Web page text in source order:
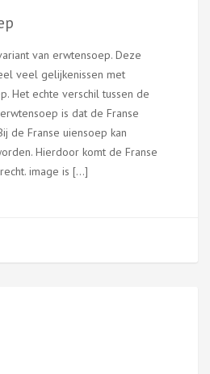
van erwtensoep. Deze
veel gelijkenissen met
Het echte verschil tussen de
is dat de Franse
de Franse uiensoep kan
Hierdoor komt de Franse
image is […]